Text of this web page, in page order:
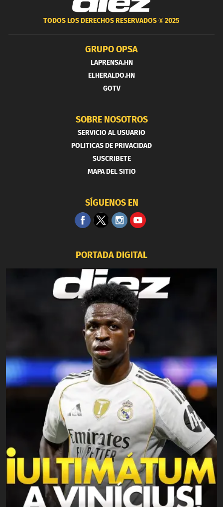
TODOS LOS DERECHOS RESERVADOS ®2025
GRUPO OPSA
LAPRENSA.HN
ELHERALDO.HN
GOTV
SOBRE NOSOTROS
SERVICIO AL USUARIO
POLITICAS DE PRIVACIDAD
SUSCRIBETE
MAPA DEL SITIO
SÍGUENOS EN
PORTADA DIGITAL